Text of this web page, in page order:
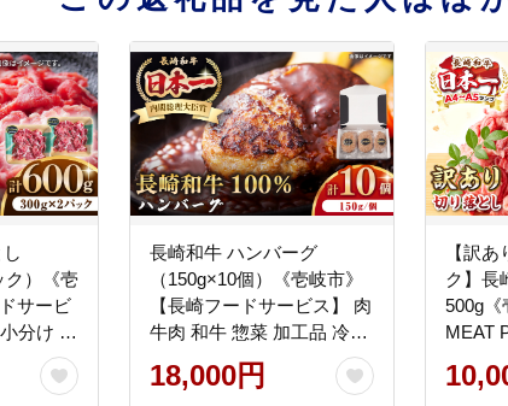
ク）《壱
サービ
分け 国
冷凍配
長崎和牛 ハンバーグ
（150g×10個）《壱岐市》
【長崎フードサービス】 肉
牛肉 和牛 惣菜 加工品 冷凍
配送 18000 18000円
[JEP006]
18,000円
【訳
ク】長
500g《
MEAT
和牛
送 訳